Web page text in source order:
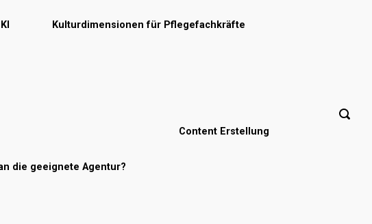
Kulturdimensionen für Pflegefachkräfte
die geeignete Agentur?
Content Erstellung